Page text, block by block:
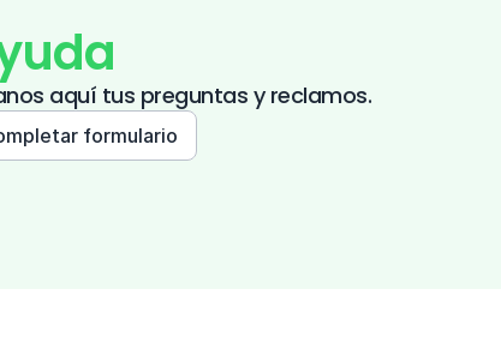
aquí tus preguntas y reclamos.
formulario